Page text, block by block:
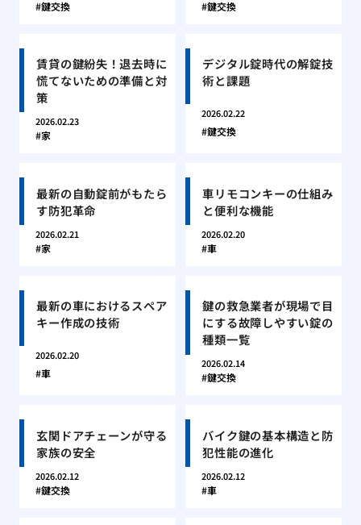
鍵交換 鍵交換
賃貸の鍵紛失！退去時に
慌てないための準備と対
策
2026.02.23
家
デジタル錠時代の解錠技
術と課題
2026.02.22
鍵交換
最新の自動錠前がもたら
す防犯革命
2026.02.21
家
車リモコンキーの仕組み
と便利な機能
2026.02.20
車
最新の車におけるスペア
キー作成の技術
2026.02.20
車
鍵の救急業者が現場で目
にする故障しやすい錠の
種類一覧
2026.02.14
鍵交換
玄関ドアチェーンが守る
家族の安全
2026.02.12
鍵交換
バイク鍵の基本構造と防
犯性能の進化
2026.02.12
車